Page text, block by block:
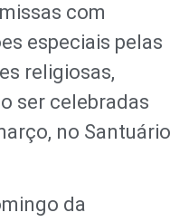
com
especiais pelas
religiosas,
ser celebradas
no Santuário
da